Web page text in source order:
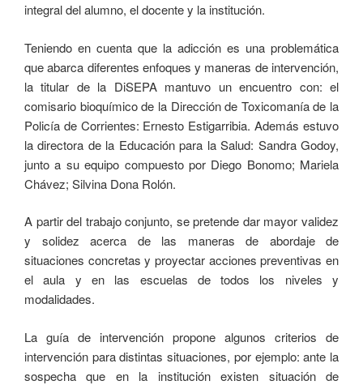
integral del alumno, el docente y la institución.
Teniendo en cuenta que la adicción es una problemática
que abarca diferentes enfoques y maneras de intervención,
la titular de la DiSEPA mantuvo un encuentro con: el
comisario bioquímico de la Dirección de Toxicomanía de la
Policía de Corrientes: Ernesto Estigarribia. Además estuvo
la directora de la Educación para la Salud: Sandra Godoy,
junto a su equipo compuesto por Diego Bonomo; Mariela
Chávez; Silvina Dona Rolón.
A partir del trabajo conjunto, se pretende dar mayor validez
y solidez acerca de las maneras de abordaje de
situaciones concretas y proyectar acciones preventivas en
el aula y en las escuelas de todos los niveles y
modalidades.
La guía de intervención propone algunos criterios de
intervención para distintas situaciones, por ejemplo: ante la
sospecha que en la institución existen situación de